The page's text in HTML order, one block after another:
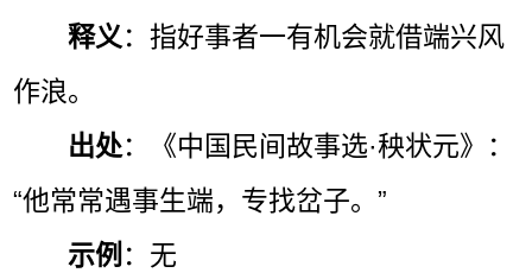
释义 ：指好事者一有机会就借端兴风
作浪。
出处：《中国民间故事选·秧状元》：
“他常常遇事生端，专找岔子。”
示例 ：无